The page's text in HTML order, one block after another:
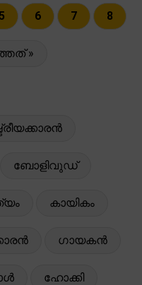
6 7 8
»
ബോളിവുഡ്
കായികം
ഗായകൻ
ഹോക്കി